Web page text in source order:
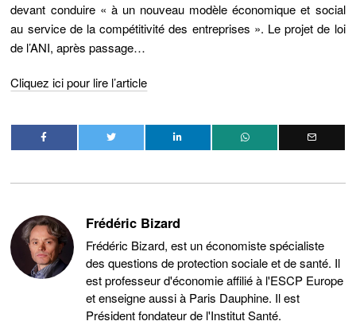
devant conduire « à un nouveau modèle économique et social
au service de la compétitivité des entreprises ». Le projet de loi
de l’ANI, après passage…
Cliquez ici pour lire l’article
Frédéric Bizard
Frédéric Bizard, est un économiste spécialiste
des questions de protection sociale et de santé. Il
est professeur d'économie affilié à l'ESCP Europe
et enseigne aussi à Paris Dauphine. Il est
Président fondateur de l'Institut Santé.